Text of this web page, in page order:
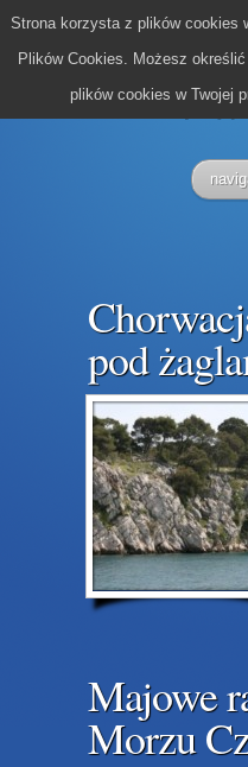
pod
Majowe
Morzu
Strona korzysta z plików cookies
Plików Cookies. Możesz
plików cookies w Twojej